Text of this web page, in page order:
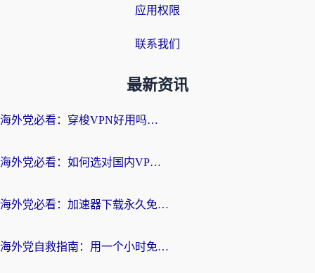
应用权限
联系我们
最新资讯
海外党必看：穿梭VPN好用吗？和云帆VPN对比哪个回国效果更好？附真实测评+避坑指南
海外党必看：如何选对国内VPN，实现无缝访问国内资源？
海外党必看：加速器下载永久免费版真的存在吗？教你无缝访问国内资源的正确姿势
海外党自救指南：用一个小时免费加速器，轻松打破国内资源访问壁垒？